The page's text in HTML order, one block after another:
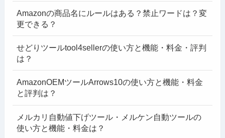
Amazonの商品名にルールはある？禁止ワードは？変
更できる？
せどりツールtool4sellerの使い方と機能・料金・評判
は？
AmazonOEMツールArrows10の使い方と機能・料金
と評判は？
メルカリ自動値下げツール・メルケン自動ツールの
使い方と機能・料金は？